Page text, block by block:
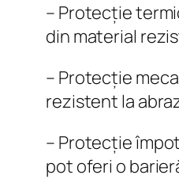
– Protecție
din material
– Protecție
rezistent la
– Protecție
pot oferi o